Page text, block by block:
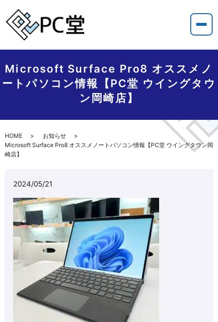
Microsoft Surface Pro8 オススメノ
ートパソコン情報【PC堂 ウイングタウ
ン岡崎店】
HOME
お知らせ
Microsoft Surface Pro8 オススメノートパソコン情報【PC堂 ウイングタウン岡
崎店】
2024/05/21